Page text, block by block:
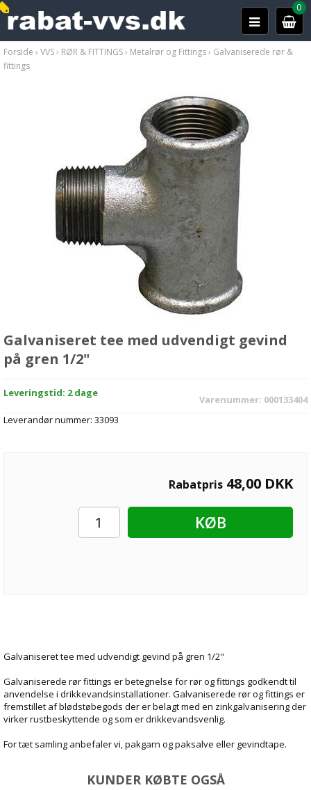
0
Forside › VVS› RØR & FITTINGS› Metalrør og Fittings› Galvaniserede rør &
fittings
Galvaniseret tee med udvendigt gevind
på gren 1/2"
Leveringstid: 2 dage
Varenummer: 000133404
Leverandør nummer: 33093
Rabatpris 48,00 DKK
KØB
Galvaniseret tee med udvendigt gevind på gren 1/2"
Galvaniserede rør fittings er betegnelse for rør og fittings godkendt til
anvendelse i drikkevandsinstallationer. Galvaniserede rør og fittings er
fremstillet af blødstøbegods der er belagt med en zinkgalvanisering der
virker rustbeskyttende og som er drikkevandsvenlig.
For tæt samling anbefaler vi, pakgarn og paksalve eller gevindtape.
KUNDER KØBTE OGSÅ